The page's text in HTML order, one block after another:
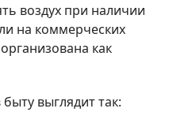
воздух при наличии
на коммерческих
как
выглядит так: